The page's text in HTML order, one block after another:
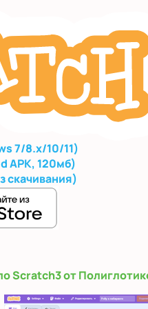
7/8.x/10/11)
APK, 120мб)
скачивания)
Scratch3 от